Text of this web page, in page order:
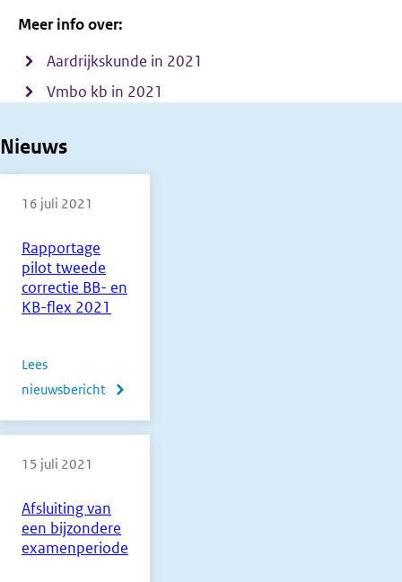
Meer info over:
Aardrijkskunde in 2021
Vmbo kb in 2021
Nieuws
Rapportage
pilot tweede
correctie BB- en
KB-flex 2021
16 juli 2021
Lees
nieuwsbericht
over
pilot
BB-
en
Afsluiting van
een bijzondere
examenperiode
15 juli 2021